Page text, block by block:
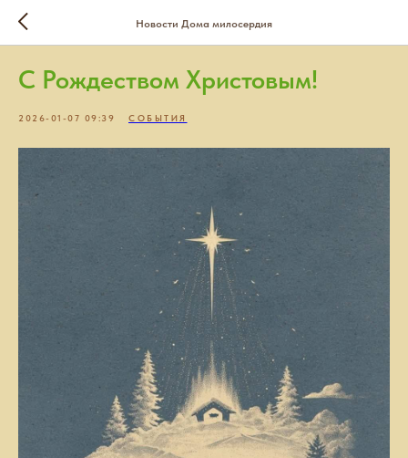
Новости Дома милосердия
С Рождеством Христовым!
2026-01-07 09:39 СОБЫТИЯ